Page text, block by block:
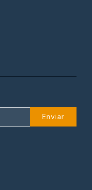
Enviar